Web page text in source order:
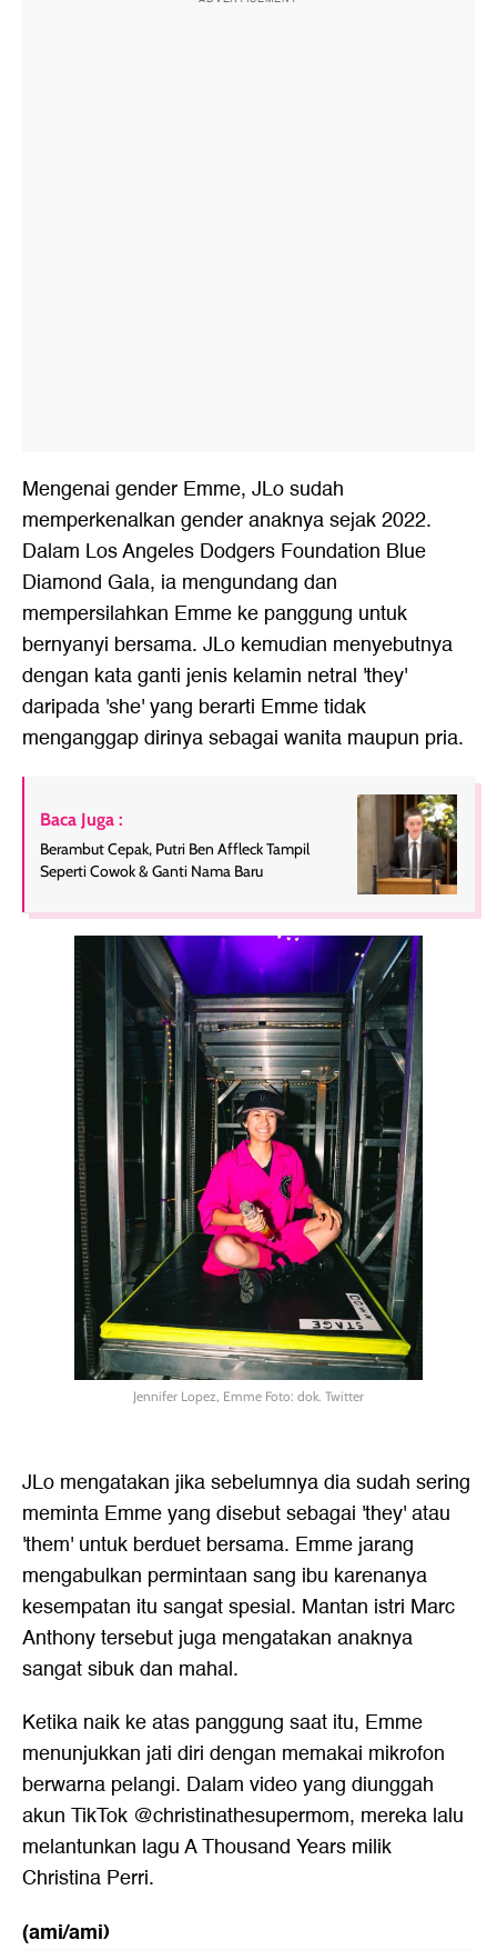
Mengenai gender Emme, JLo sudah
memperkenalkan gender anaknya sejak 2022.
Dalam Los Angeles Dodgers Foundation Blue
Diamond Gala, ia mengundang dan
mempersilahkan Emme ke panggung untuk
bernyanyi bersama. JLo kemudian menyebutnya
dengan kata ganti jenis kelamin netral 'they'
daripada 'she' yang berarti Emme tidak
menganggap dirinya sebagai wanita maupun pria.
Baca Juga :
Berambut Cepak, Putri Ben Affleck Tampil
Seperti Cowok & Ganti Nama Baru
Jennifer Lopez, Emme Foto: dok. Twitter
JLo mengatakan jika sebelumnya dia sudah sering
meminta Emme yang disebut sebagai 'they' atau
'them' untuk berduet bersama. Emme jarang
mengabulkan permintaan sang ibu karenanya
kesempatan itu sangat spesial. Mantan istri Marc
Anthony tersebut juga mengatakan anaknya
sangat sibuk dan mahal.
Ketika naik ke atas panggung saat itu, Emme
menunjukkan jati diri dengan memakai mikrofon
berwarna pelangi. Dalam video yang diunggah
akun TikTok @christinathesupermom, mereka lalu
melantunkan lagu A Thousand Years milik
Christina Perri.
(ami/ami)